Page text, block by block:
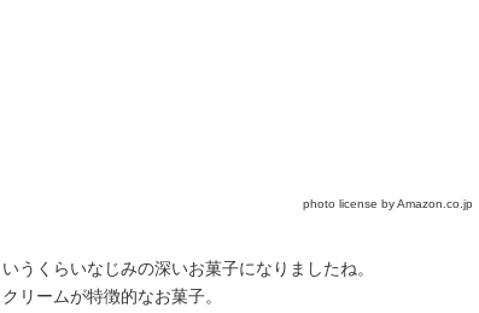
photo license by Amazon.co.jp
うくらいなじみの深いお菓子になりましたね。
リームが特徴的なお菓子。